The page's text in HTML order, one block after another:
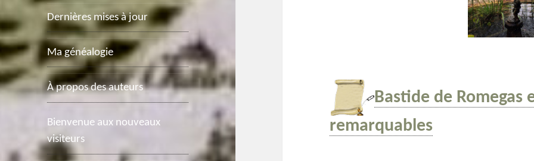
Dernières mises à jour
Ma généalogie
À propos des auteurs
Bienvenue aux nouveaux
visiteurs
Bastide de Romegas
remarquables